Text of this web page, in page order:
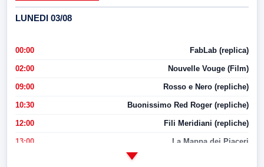
LUNEDI 03/08
00:00 FabLab (replica)
02:00 Nouvelle Vouge (Film)
09:00 Rosso e Nero (repliche)
10:30 Buonissimo Red Roger (repliche)
12:00 Fili Meridiani (repliche)
13:00 La Mappa dei Piaceri